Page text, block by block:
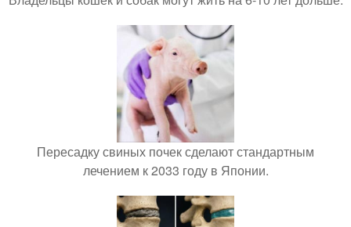
Пересадку свиных почек сделают стандартным
лечением к 2033 году в Японии.